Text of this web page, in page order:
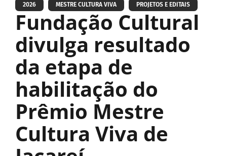
2026 MESTRE CULTURA VIVA PROJETOS E EDITAIS
Fundação Cultural
divulga resultado
da etapa de
habilitação do
Prêmio Mestre
Cultura Viva de